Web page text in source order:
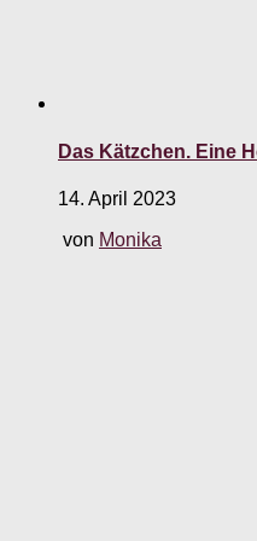
Das Kätzchen. Eine
14. April 2023
von Monika